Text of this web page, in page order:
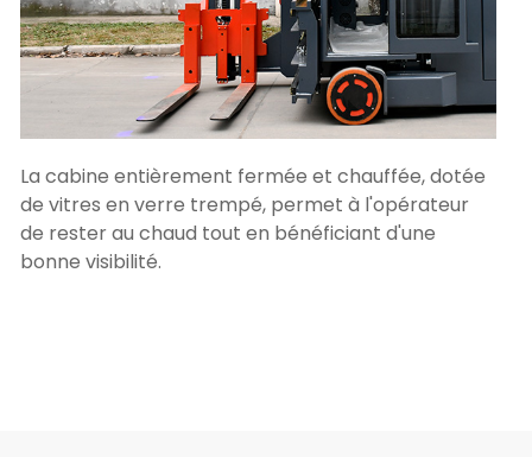
La cabine entièrement fermée et chauffée, dotée
de vitres en verre trempé, permet à l'opérateur
de rester au chaud tout en bénéficiant d'une
bonne visibilité.